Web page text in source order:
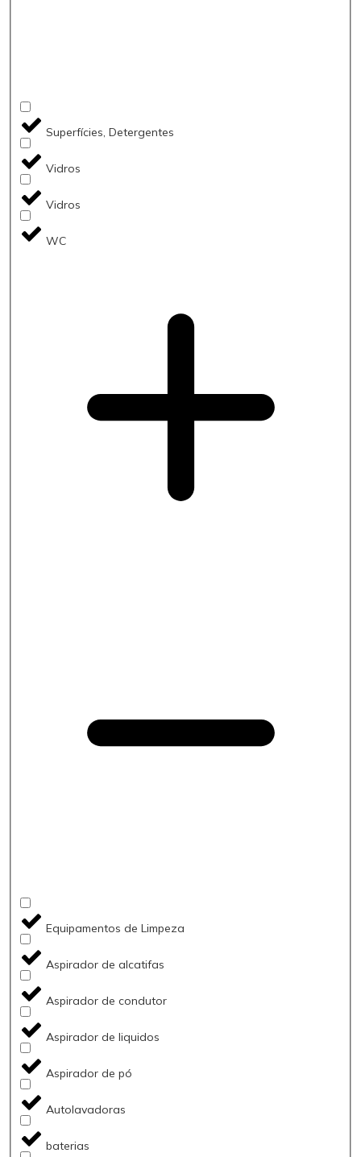
Superfícies, Detergentes
Vidros
Vidros
WC
Equipamentos de Limpeza
Aspirador de alcatifas
Aspirador de condutor
Aspirador de liquidos
Aspirador de pó
Autolavadoras
baterias